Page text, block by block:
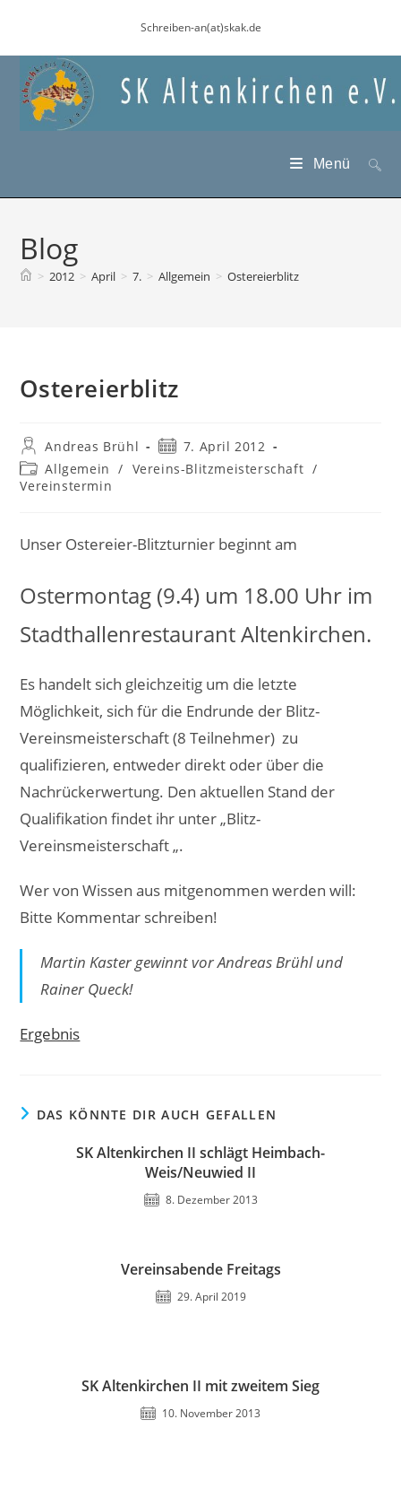
springen
Schreiben-an(at)skak.de
Menü
Blog
> 2012 > April > 7. > Allgemein > Ostereierblitz
Ostereierblitz
Beitrags-
Autor:
Andreas Brühl
Beitrag
veröffentlicht:
7. April 2012
Beitrags-
Kategorie:
Allgemein / Vereins-Blitzmeisterschaft /
Vereinstermin
Unser Ostereier-Blitzturnier beginnt am
Ostermontag (9.4) um 18.00 Uhr im
Stadthallenrestaurant Altenkirchen.
Es handelt sich gleichzeitig um die letzte
Möglichkeit, sich für die Endrunde der Blitz-
Vereinsmeisterschaft (8 Teilnehmer) zu
qualifizieren, entweder direkt oder über die
Nachrückerwertung. Den aktuellen Stand der
Qualifikation findet ihr unter „Blitz-
Vereinsmeisterschaft „.
Wer von Wissen aus mitgenommen werden will:
Bitte Kommentar schreiben!
Martin Kaster gewinnt vor Andreas Brühl und
Rainer Queck!
Ergebnis
DAS KÖNNTE DIR AUCH GEFALLEN
SK Altenkirchen II schlägt Heimbach-
Weis/Neuwied II
8. Dezember 2013
Vereinsabende Freitags
29. April 2019
SK Altenkirchen II mit zweitem Sieg
10. November 2013